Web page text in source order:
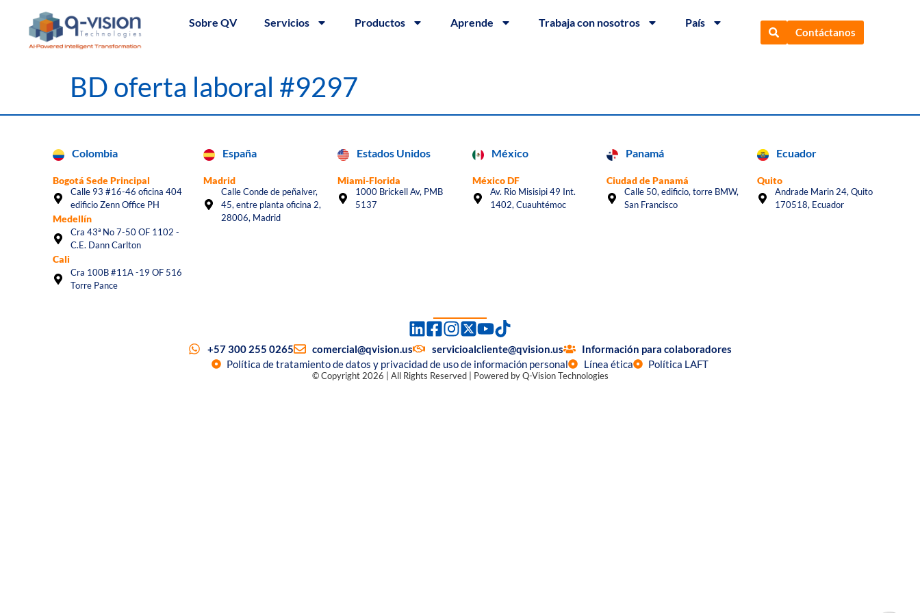
Sobre QV Servicios Productos Aprende Trabaja con nosotros País
Contáctanos
BD oferta laboral #9297
Colombia
Bogotá Sede Principal
Calle 93 #16-46 oficina 404
edificio Zenn Office PH
Medellín
Cra 43ª No 7-50 OF 1102 -
C.E. Dann Carlton
Cali
Cra 100B #11A -19 OF 516
Torre Pance
España
Madrid
Calle Conde de peñalver,
45, entre planta oficina 2,
28006, Madrid
Estados Unidos
Miami-Florida
1000 Brickell Av, PMB
5137
México
México DF
Av. Rio Misisipi 49 Int.
1402, Cuauhtémoc
Panamá
Ciudad de Panamá
Calle 50, edificio, torre BMW,
San Francisco
Ecuador
Quito
Andrade Marin 24, Quito
170518, Ecuador
+57 300 255 0265 comercial@qvision.us servicioalcliente@qvision.us
Información para colaboradores
Política de tratamiento de datos y privacidad de uso de información personal
Línea ética Política LAFT
© Copyright 2026 | All Rights Reserved | Powered by Q-Vision Technologies